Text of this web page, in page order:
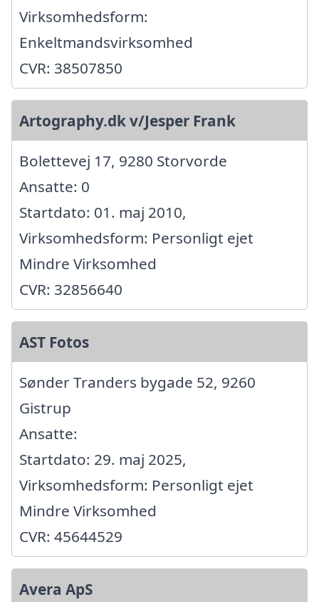
Virksomhedsform:
Enkeltmandsvirksomhed
CVR: 38507850
Artography.dk v/Jesper Frank
Bolettevej 17, 9280 Storvorde
Ansatte: 0
Startdato: 01. maj 2010,
Virksomhedsform: Personligt ejet
Mindre Virksomhed
CVR: 32856640
AST Fotos
Sønder Tranders bygade 52, 9260
Gistrup
Ansatte:
Startdato: 29. maj 2025,
Virksomhedsform: Personligt ejet
Mindre Virksomhed
CVR: 45644529
Avera ApS